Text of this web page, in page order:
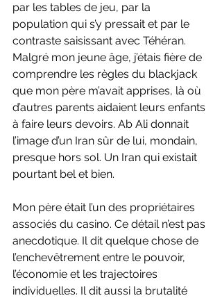
par les tables de jeu, par la
population qui s’y pressait et par le
contraste saisissant avec Téhéran.
Malgré mon jeune âge, j’étais fière de
comprendre les règles du blackjack
que mon père m’avait apprises, là où
d’autres parents aidaient leurs enfants
à faire leurs devoirs. Ab Ali donnait
l’image d’un Iran sûr de lui, mondain,
presque hors sol. Un Iran qui existait
pourtant bel et bien.
Mon père était l’un des propriétaires
associés du casino. Ce détail n’est pas
anecdotique. Il dit quelque chose de
l’enchevêtrement entre le pouvoir,
l’économie et les trajectoires
individuelles. Il dit aussi la brutalité